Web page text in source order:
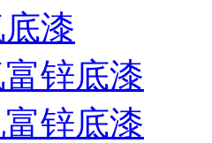
底漆
富锌底漆
富锌底漆